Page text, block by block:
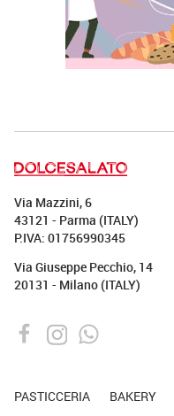
Via Mazzini, 6
43121 - Parma (ITALY)
P.IVA: 01756990345
Via Giuseppe Pecchio, 14
20131 - Milano (ITALY)
PASTICCERIA BAKERY